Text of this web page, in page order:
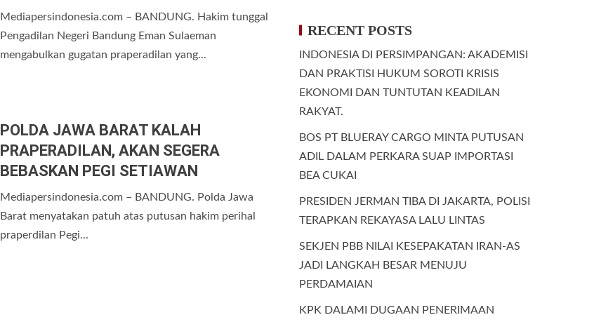
Mediapersindonesia.com – BANDUNG. Hakim tunggal
Pengadilan Negeri Bandung Eman Sulaeman
mengabulkan gugatan praperadilan yang...
POLDA JAWA BARAT KALAH
PRAPERADILAN, AKAN SEGERA
BEBASKAN PEGI SETIAWAN
Mediapersindonesia.com – BANDUNG. Polda Jawa
Barat menyatakan patuh atas putusan hakim perihal
praperdilan Pegi...
RECENT POSTS
INDONESIA DI PERSIMPANGAN: AKADEMISI
DAN PRAKTISI HUKUM SOROTI KRISIS
EKONOMI DAN TUNTUTAN KEADILAN
RAKYAT.
BOS PT BLUERAY CARGO MINTA PUTUSAN
ADIL DALAM PERKARA SUAP IMPORTASI
BEA CUKAI
PRESIDEN JERMAN TIBA DI JAKARTA, POLISI
TERAPKAN REKAYASA LALU LINTAS
SEKJEN PBB NILAI KESEPAKATAN IRAN-AS
JADI LANGKAH BESAR MENUJU
PERDAMAIAN
KPK DALAMI DUGAAN PENERIMAAN